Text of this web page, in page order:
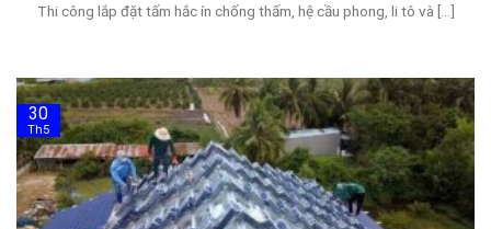
Thi công lắp đặt tấm hắc ín chống thấm, hệ cầu phong, li tô và [...]
30
Th5